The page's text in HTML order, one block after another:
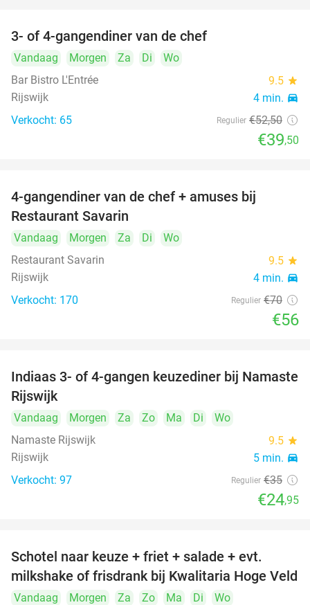
3- of 4-gangendiner van de chef
Vandaag Morgen Za Di
Wo
Bar Bistro L'Entrée
9.5 star
Rijswijk 4 min. directions_car
Verkocht: 65 Regulier €52,50
€39,50
4-gangendiner van de chef + amuses bij
Restaurant Savarin
Vandaag Morgen Za Di
Wo
Restaurant Savarin
9.5 star
Rijswijk 4 min. directions_car
Verkocht: 170 Regulier €70
€56
29%
Indiaas 3- of 4-gangen keuzediner bij Namaste
Rijswijk
Vandaag Morgen Za Zo Ma Di
Wo
Namaste Rijswijk
9.5 star
Rijswijk 5 min. directions_car
Verkocht: 97 Regulier €35
€24,95
Schotel naar keuze + friet + salade + evt.
milkshake of frisdrank bij Kwalitaria Hoge Veld
Vandaag Morgen Za Zo Ma Di
Wo